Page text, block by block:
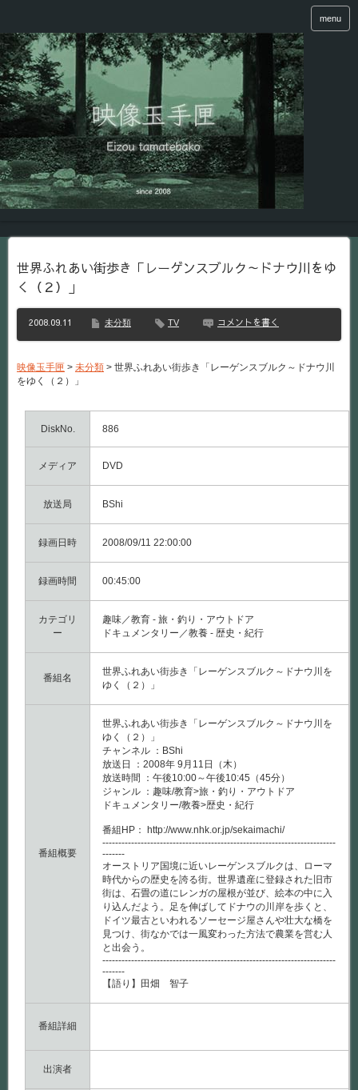
menu
世界ふれあい街歩き「レーゲンスブルク～ドナウ川をゆ
く（２）」
2008.09.11 未分類 TV コメントを書く
映像玉手匣 > 未分類 > 世界ふれあい街歩き「レーゲンスブルク～ドナウ川
をゆく（２）」
DiskNo. 886
メディア DVD
放送局 BShi
録画日時 2008/09/11 22:00:00
録画時間 00:45:00
カテゴリ
ー
趣味／教育 - 旅・釣り・アウトドア
ドキュメンタリー／教養 - 歴史・紀行
番組名
世界ふれあい街歩き「レーゲンスブルク～ドナウ川を
ゆく（２）」
番組概要
世界ふれあい街歩き「レーゲンスブルク～ドナウ川を
ゆく（２）」
チャンネル ：BShi
放送日 ：2008年 9月11日（木）
放送時間 ：午後10:00～午後10:45（45分）
ジャンル ：趣味/教育>旅・釣り・アウトドア
ドキュメンタリー/教養>歴史・紀行
番組HP： http://www.nhk.or.jp/sekaimachi/
-------------------------------------------------------------------------
-------
オーストリア国境に近いレーゲンスブルクは、ローマ
時代からの歴史を誇る街。世界遺産に登録された旧市
街は、石畳の道にレンガの屋根が並び、絵本の中に入
り込んだよう。足を伸ばしてドナウの川岸を歩くと、
ドイツ最古といわれるソーセージ屋さんや壮大な橋を
見つけ、街なかでは一風変わった方法で農業を営む人
と出会う。
-------------------------------------------------------------------------
-------
【語り】田畑 智子
番組詳細
出演者